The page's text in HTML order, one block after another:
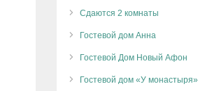
Сдаются 2 комнаты
Гостевой дом Анна
Гостевой Дом Новый Афон
Гостевой дом «У монастыря»